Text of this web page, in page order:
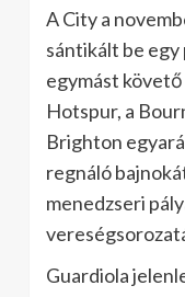
A City a
sántikált be
egymást
Hotspur, a
Brighton
regnáló
menedzseri
Guardiola